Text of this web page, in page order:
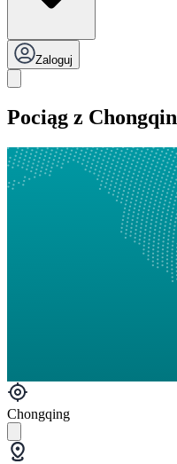
Zaloguj
Pociąg z
Chongqing